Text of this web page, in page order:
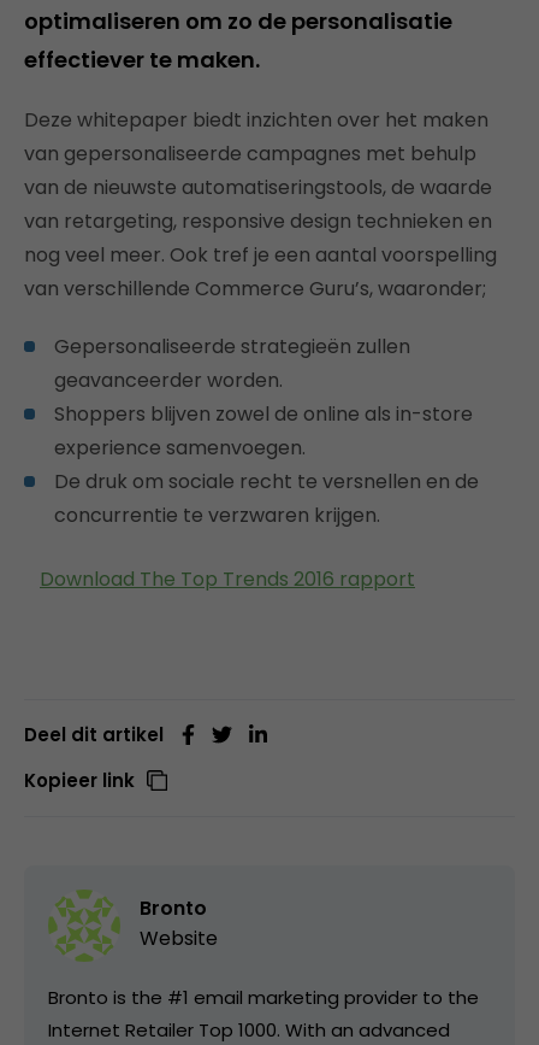
optimaliseren om zo de personalisatie
effectiever te maken.
Deze whitepaper biedt inzichten over het maken
van gepersonaliseerde campagnes met behulp
van de nieuwste automatiseringstools, de waarde
van retargeting, responsive design technieken en
nog veel meer. Ook tref je een aantal voorspelling
van verschillende Commerce Guru’s, waaronder;
Gepersonaliseerde strategieën zullen
geavanceerder worden.
Shoppers blijven zowel de online als in-store
experience samenvoegen.
De druk om sociale recht te versnellen en de
concurrentie te verzwaren krijgen.
Download The Top Trends 2016 rapport
Deel dit artikel
Kopieer link
Bronto
Website
Bronto is the #1 email marketing provider to the
Internet Retailer Top 1000. With an advanced